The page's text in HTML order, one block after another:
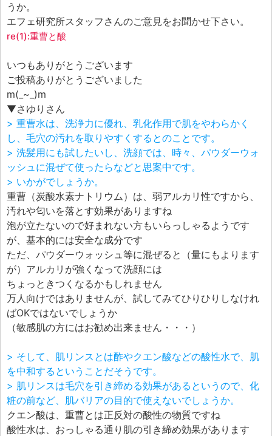
うか。
エフェ研究所スタッフさんのご意見をお聞かせ下さい。
re(1):重曹と酸
いつもありがとうございます
ご投稿ありがとうございました
m(_~_)m
▼さゆりさん
> 重曹水は、洗浄力に優れ、乳化作用で肌をやわらかく
し、毛穴の汚れを取りやすくするとのことです。
> 洗髪用にも試したいし、洗顔では、時々、パウダーウォ
ッシュに混ぜて使ったらなどと思案中です。
> いかがでしょうか。
重曹（炭酸水素ナトリウム）は、弱アルカリ性ですから、
汚れや匂いを落とす効果がありますね
泡が立たないので好まれない方もいらっしゃるようです
が、基本的には安全な成分です
ただ、パウダーウォッシュ等に混ぜると（量にもよります
が）アルカリが強くなって洗顔には
ちょっときつくなるかもしれません
万人向けではありませんが、試してみてひりひりしなけれ
ばOKではないでしょうか
（敏感肌の方にはお勧め出来ません・・・）
> そして、肌リンスとは酢やクエン酸などの酸性水で、肌
を中和するということだそうです。
> 肌リンスは毛穴を引き締める効果があるというので、化
粧の前など、肌バリアの目的で使えないでしょうか。
クエン酸は、重曹とは正反対の酸性の物質ですね
酸性水は、おっしゃる通り肌の引き締め効果があります